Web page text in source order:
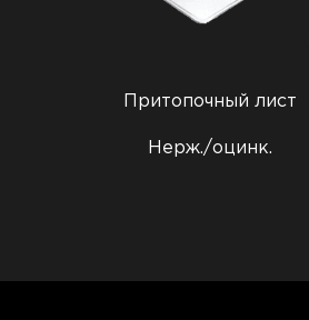
Притопочный лист
Нерж./оцинк.